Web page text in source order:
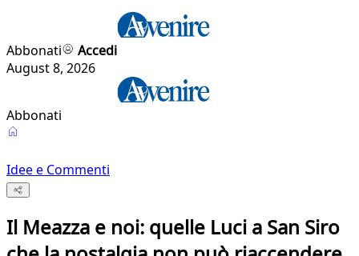
Abbonati
Accedi
August 8, 2026
Abbonati
Idee e Commenti
Il Meazza e noi: quelle Luci a San Siro